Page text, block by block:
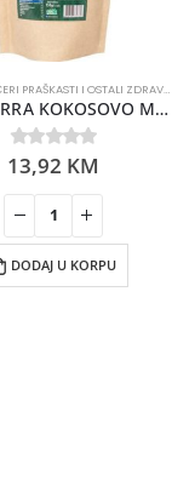
BRAŠNA ŠEĆERI PRAŠKASTI I OSTALI ZDRAVI PROIZVODI
SANATERRA KOKOSOVO MLIJEKO U PRAHU 150GR
0 out of 5
13,92 KM
DODAJ U KORPU